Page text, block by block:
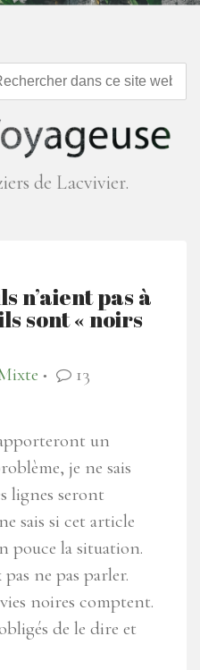
de Lacvivier.
n’aient pas à
sont « noirs
● 13
un
je ne sais
lignes seront
sais si cet article
pouce la situation.
ne pas parler.
noires comptent.
de le dire et